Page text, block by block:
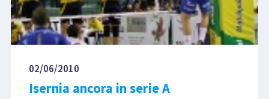
02/06/2010
Isernia ancora in serie A